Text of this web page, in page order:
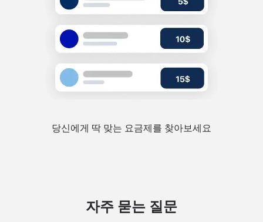
당신에게 딱 맞는 요금제를 찾아보세요
자주 묻는 질문